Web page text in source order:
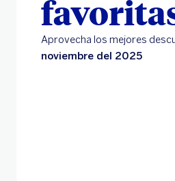
Aprovecha los mejores
noviembre del 2025